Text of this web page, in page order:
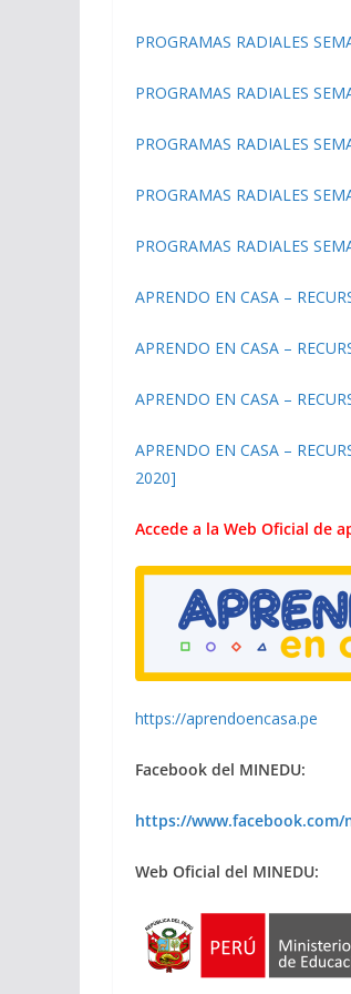
PROGRAMAS RADIALES
PROGRAMAS RADIALES
PROGRAMAS RADIALES
PROGRAMAS RADIALES
PROGRAMAS RADIALES
APRENDO EN CASA –
APRENDO EN CASA –
APRENDO EN CASA –
APRENDO EN CASA –
2020]
Accede a la Web Oficial de
https://aprendoencasa.pe
Facebook del MINEDU:
https://www.facebook.com/
Web Oficial del MINEDU: